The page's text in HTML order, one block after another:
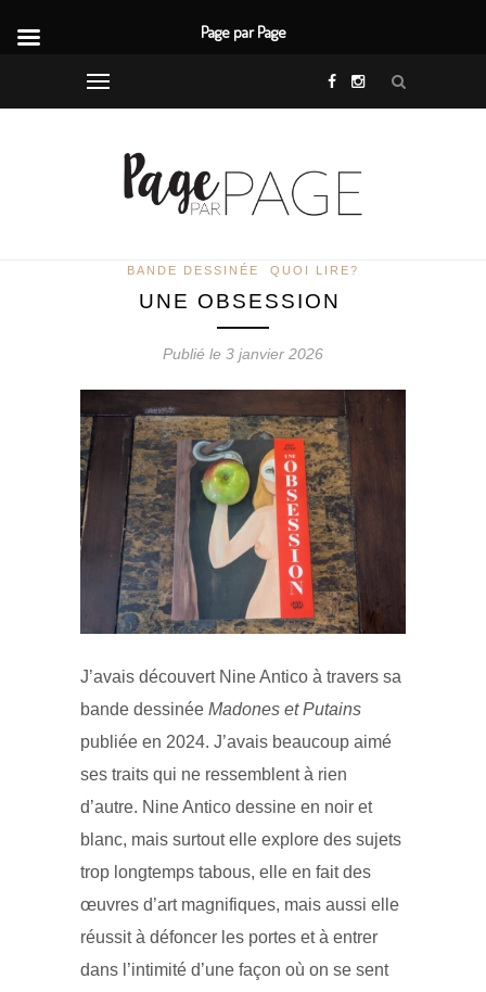
BANDE DESSINÉE QUOI LIRE?
UNE OBSESSION
Publié le 3 janvier 2026
J’avais découvert Nine Antico à travers sa
bande dessinée Madones et Putains
publiée en 2024. J’avais beaucoup aimé
ses traits qui ne ressemblent à rien
d’autre. Nine Antico dessine en noir et
blanc, mais surtout elle explore des sujets
trop longtemps tabous, elle en fait des
œuvres d’art magnifiques, mais aussi elle
réussit à défoncer les portes et à entrer
dans l’intimité d’une façon où on se sent
Page par Page